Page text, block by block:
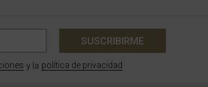
SUSCRIBIRME
y la política de privacidad